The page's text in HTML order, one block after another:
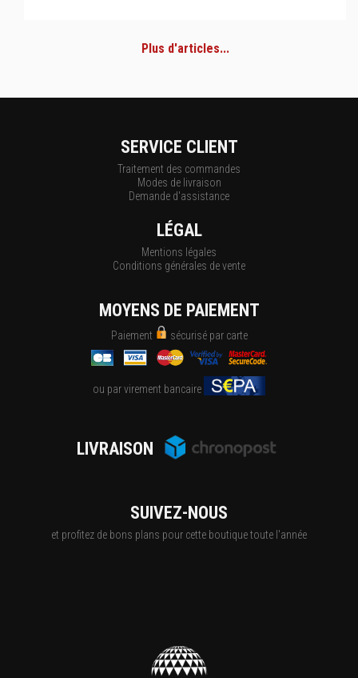
Plus d'articles...
SERVICE CLIENT
Traitement des commandes
Modes de livraison
Demande d'assistance
LÉGAL
Mentions légales
Conditions générales de vente
MOYENS DE PAIEMENT
Paiement sécurisé par carte
ou par virement bancaire
LIVRAISON
SUIVEZ-NOUS
et profitez de bons plans pour cette boutique toute l'année